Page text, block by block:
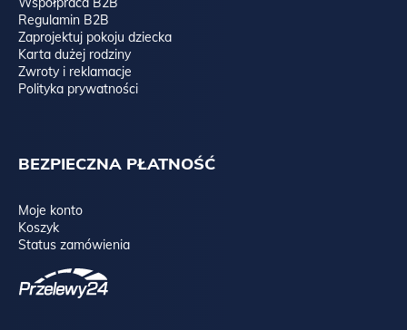
Regulamin B2B
Zaprojektuj pokoju dziecka
Karta dużej rodziny
Zwroty i reklamacje
Polityka prywatności
BEZPIECZNA PŁATNOŚĆ
Moje konto
Koszyk
Status zamówienia